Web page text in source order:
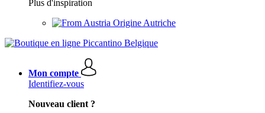
Plus d'inspiration
Origine Autriche
Mon compte
Identifiez-vous
Nouveau client ?